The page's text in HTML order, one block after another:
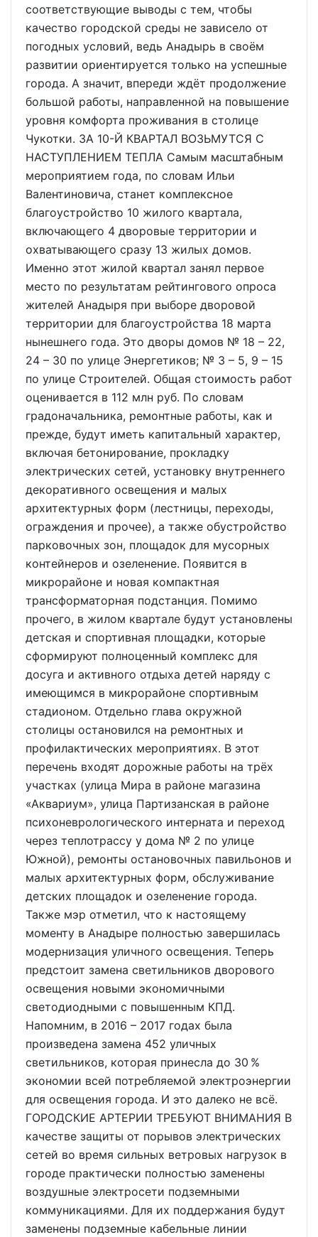
соответствующие выводы с тем, чтобы
качество городской среды не зависело от
погодных условий, ведь Анадырь в своём
развитии ориентируется только на успешные
города. А значит, впереди ждёт продолжение
большой работы, направленной на повышение
уровня комфорта проживания в столице
Чукотки. ЗА 10-Й КВАРТАЛ ВОЗЬМУТСЯ С
НАСТУПЛЕНИЕМ ТЕПЛА Самым масштабным
мероприятием года, по словам Ильи
Валентиновича, станет комплексное
благоустройство 10 жилого квартала,
включающего 4 дворовые территории и
охватывающего сразу 13 жилых домов.
Именно этот жилой квартал занял первое
место по результатам рейтингового опроса
жителей Анадыря при выборе дворовой
территории для благоустройства 18 марта
нынешнего года. Это дворы домов № 18 – 22,
24 – 30 по улице Энергетиков; № 3 – 5, 9 – 15
по улице Строителей. Общая стоимость работ
оценивается в 112 млн руб. По словам
градоначальника, ремонтные работы, как и
прежде, будут иметь капитальный характер,
включая бетонирование, прокладку
электрических сетей, установку внутреннего
декоративного освещения и малых
архитектурных форм (лестницы, переходы,
ограждения и прочее), а также обустройство
парковочных зон, площадок для мусорных
контейнеров и озеленение. Появится в
микрорайоне и новая компактная
трансформаторная подстанция. Помимо
прочего, в жилом квартале будут установлены
детская и спортивная площадки, которые
сформируют полноценный комплекс для
досуга и активного отдыха детей наряду с
имеющимся в микрорайоне спортивным
стадионом. Отдельно глава окружной
столицы остановился на ремонтных и
профилактических мероприятиях. В этот
перечень входят дорожные работы на трёх
участках (улица Мира в районе магазина
«Аквариум», улица Партизанская в районе
психоневрологического интерната и переход
через теплотрассу у дома № 2 по улице
Южной), ремонты остановочных павильонов и
малых архитектурных форм, обслуживание
детских площадок и озеленение города.
Также мэр отметил, что к настоящему
моменту в Анадыре полностью завершилась
модернизация уличного освещения. Теперь
предстоит замена светильников дворового
освещения новыми экономичными
светодиодными с повышенным КПД.
Напомним, в 2016 – 2017 годах была
произведена замена 452 уличных
светильников, которая принесла до 30 %
экономии всей потребляемой электроэнергии
для освещения города. И это далеко не всё.
ГОРОДСКИЕ АРТЕРИИ ТРЕБУЮТ ВНИМАНИЯ В
качестве защиты от порывов электрических
сетей во время сильных ветровых нагрузок в
городе практически полностью заменены
воздушные электросети подземными
коммуникациями. Для их поддержания будут
заменены подземные кабельные линии